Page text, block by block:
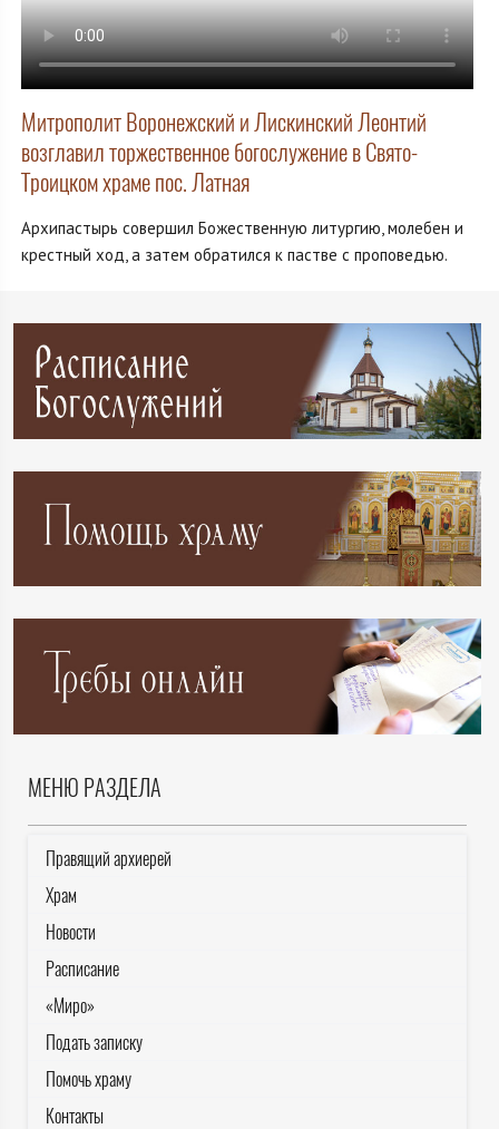
Митрополит Воронежский и Лискинский Леонтий
возглавил торжественное богослужение в Свято-
Троицком храме пос. Латная
Архипастырь совершил Божественную литургию, молебен и
крестный ход, а затем обратился к пастве с проповедью.
МЕНЮ РАЗДЕЛА
Правящий архиерей
Храм
Новости
Расписание
«Миро»
Подать записку
Помочь храму
Контакты